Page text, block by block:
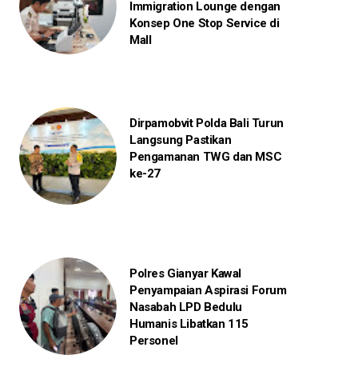
Immigration Lounge dengan
Konsep One Stop Service di
Mall
Dirpamobvit Polda Bali Turun
Langsung Pastikan
Pengamanan TWG dan MSC
ke-27
Polres Gianyar Kawal
Penyampaian Aspirasi Forum
Nasabah LPD Bedulu
Humanis Libatkan 115
Personel